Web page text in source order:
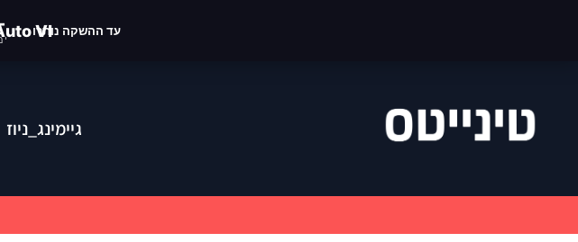
עד ההשקה נותרו
VI
גיימינג_ניוז